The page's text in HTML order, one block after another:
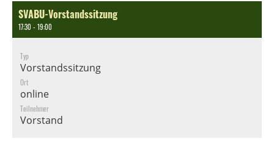
SVABU-Vorstandssitzung
17:30 - 19:00
Typ
Vorstandssitzung
Ort
online
Teilnehmer
Vorstand